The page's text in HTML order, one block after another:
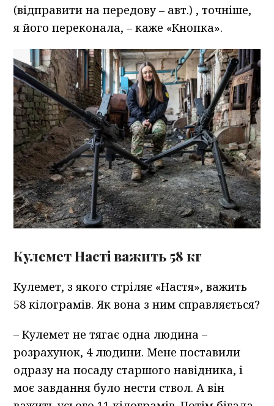
(відправити на передову – авт.) , точніше,
я його переконала, – каже «Кнопка».
Кулемет Насті важить 58 кг
Кулемет, з якого стріляє «Настя», важить
58 кілограмів. Як вона з ним справляється?
– Кулемет не тягає одна людина –
розрахунок, 4 людини. Мене поставили
одразу на посаду старшого навідника, і
моє завдання було нести ствол. А він